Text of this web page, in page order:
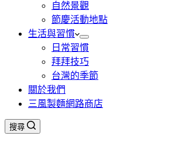
自然景觀
節慶活動地點
生活與習慣
日常習慣
拜拜技巧
台灣的季節
關於我們
三風製麵網路商店
搜尋